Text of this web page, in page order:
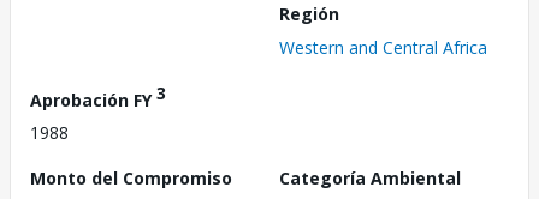
Región
Western and Central Africa
Aprobación FY3
1988
Monto del Compromiso
Categoría Ambiental